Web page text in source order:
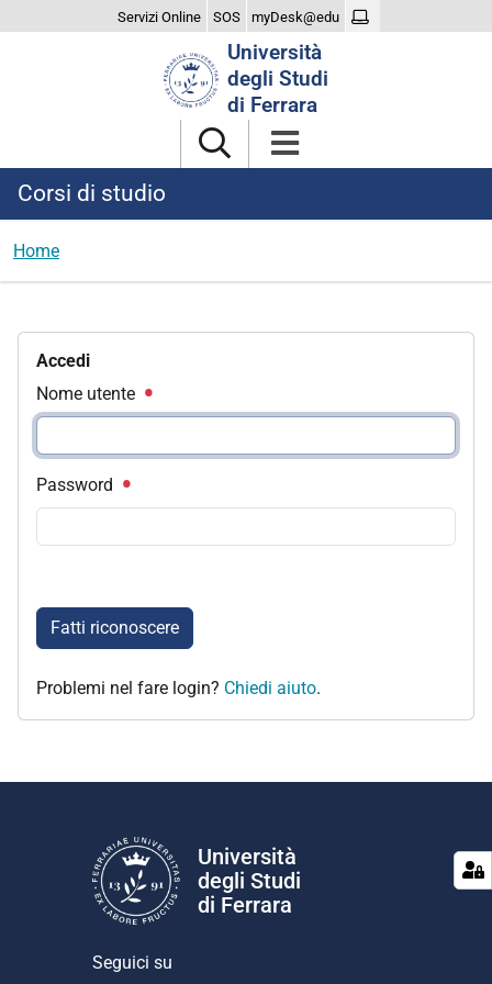
Servizi Online SOS myDesk@edu
Università
degli Studi
di Ferrara
Corsi di studio
Home
Accedi
Nome utente
Password
Fatti riconoscere
Problemi nel fare login? Chiedi aiuto.
Università
degli Studi
di Ferrara
Seguici su